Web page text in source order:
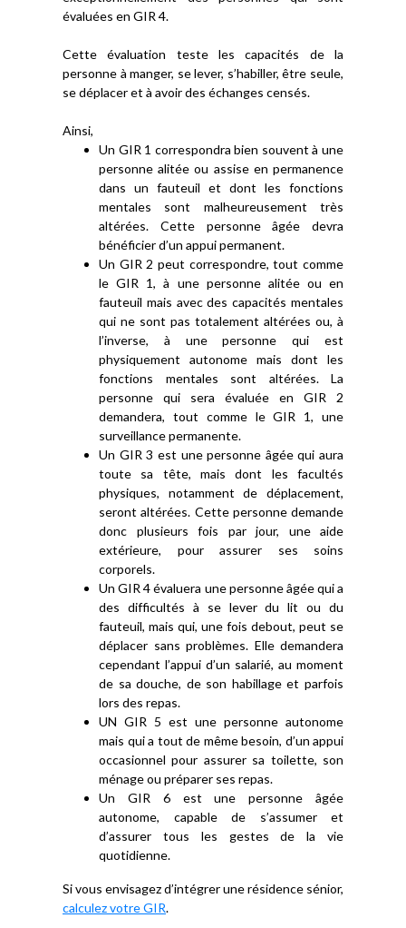
évaluées en GIR 4.
Cette évaluation teste les capacités de la
personne à manger, se lever, s’habiller, être seule,
se déplacer et à avoir des échanges censés.
Ainsi,
Un GIR 1 correspondra bien souvent à une
personne alitée ou assise en permanence
dans un fauteuil et dont les fonctions
mentales sont malheureusement très
altérées. Cette personne âgée devra
bénéficier d’un appui permanent.
Un GIR 2 peut correspondre, tout comme
le GIR 1, à une personne alitée ou en
fauteuil mais avec des capacités mentales
qui ne sont pas totalement altérées ou, à
l’inverse, à une personne qui est
physiquement autonome mais dont les
fonctions mentales sont altérées. La
personne qui sera évaluée en GIR 2
demandera, tout comme le GIR 1, une
surveillance permanente.
Un GIR 3 est une personne âgée qui aura
toute sa tête, mais dont les facultés
physiques, notamment de déplacement,
seront altérées. Cette personne demande
donc plusieurs fois par jour, une aide
extérieure, pour assurer ses soins
corporels.
Un GIR 4 évaluera une personne âgée qui a
des difficultés à se lever du lit ou du
fauteuil, mais qui, une fois debout, peut se
déplacer sans problèmes. Elle demandera
cependant l’appui d’un salarié, au moment
de sa douche, de son habillage et parfois
lors des repas.
UN GIR 5 est une personne autonome
mais qui a tout de même besoin, d’un appui
occasionnel pour assurer sa toilette, son
ménage ou préparer ses repas.
Un GIR 6 est une personne âgée
autonome, capable de s’assumer et
d’assurer tous les gestes de la vie
quotidienne.
Si vous envisagez d’intégrer une résidence sénior,
calculez votre GIR.